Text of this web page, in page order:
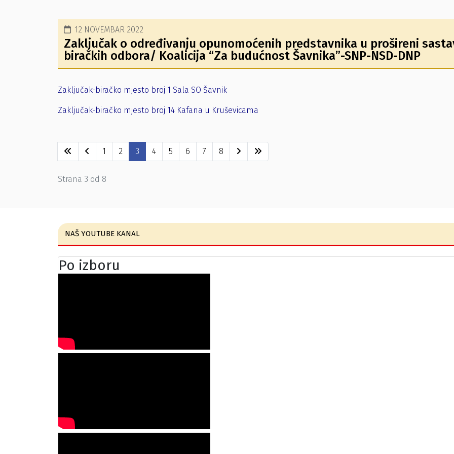
12 NOVEMBAR 2022
Zaključak o određivanju opunomoćenih predstavnika u prošireni
biračkih odbora/ Koalicija “Za budućnost Šavnika”-SNP-NSD-DNP
Zaključak-biračko mjesto broj 1 Sala SO Šavnik
Zaključak-biračko mjesto broj 14 Kafana u Kruševicama
1 2 3 4 5 6 7 8
Strana 3 od 8
NAŠ YOUTUBE KANAL
Po izboru